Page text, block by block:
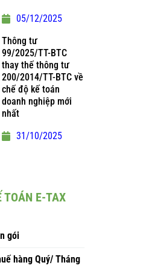
05/12/2025
Thông tư
99/2025/TT-BTC
thay thế thông tư
200/2014/TT-BTC về
chế độ kế toán
doanh nghiệp mới
nhất
31/10/2025
TOÁN E-TAX
gói
hàng Quý/ Tháng